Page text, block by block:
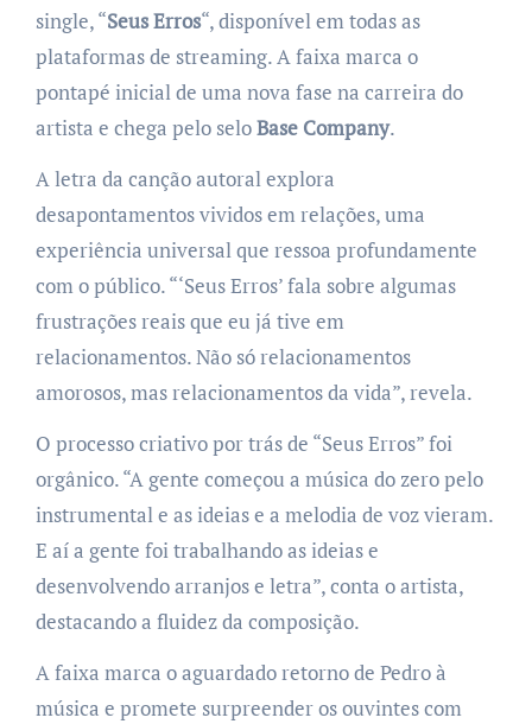
single, “Seus Erros“, disponível em todas as
plataformas de streaming. A faixa marca o
pontapé inicial de uma nova fase na carreira do
artista e chega pelo seloBase Company.
A letra da canção autoral explora
desapontamentos vividos em relações, uma
experiência universal que ressoa profundamente
com o público. “‘Seus Erros’ fala sobre algumas
frustrações reais que eu já tive em
relacionamentos. Não só relacionamentos
amorosos, mas relacionamentos da vida”, revela.
O processo criativo por trás de “Seus Erros” foi
orgânico. “A gente começou a música do zero pelo
instrumental e as ideias e a melodia de voz vieram.
E aí a gente foi trabalhando as ideias e
desenvolvendo arranjos e letra”, conta o artista,
destacando a fluidez da composição.
A faixa marca o aguardado retorno de Pedro à
música e promete surpreender os ouvintes com